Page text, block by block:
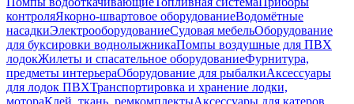
контроляЯкорно-швартовое оборудованиеВодомётные
насадкиЭлектрооборудованиеСудовая мебельОборудование
для буксировки воднолыжникаПомпы воздушные для ПВХ
лодокЖилеты и спасательное оборудованиеФурнитура,
предметы интерьераОборудование для рыбалкиАксессуары
для лодок ПВХТранспортировка и хранение лодки,
мотораКлей, ткань, ремкомплектыАксессуары для катеров